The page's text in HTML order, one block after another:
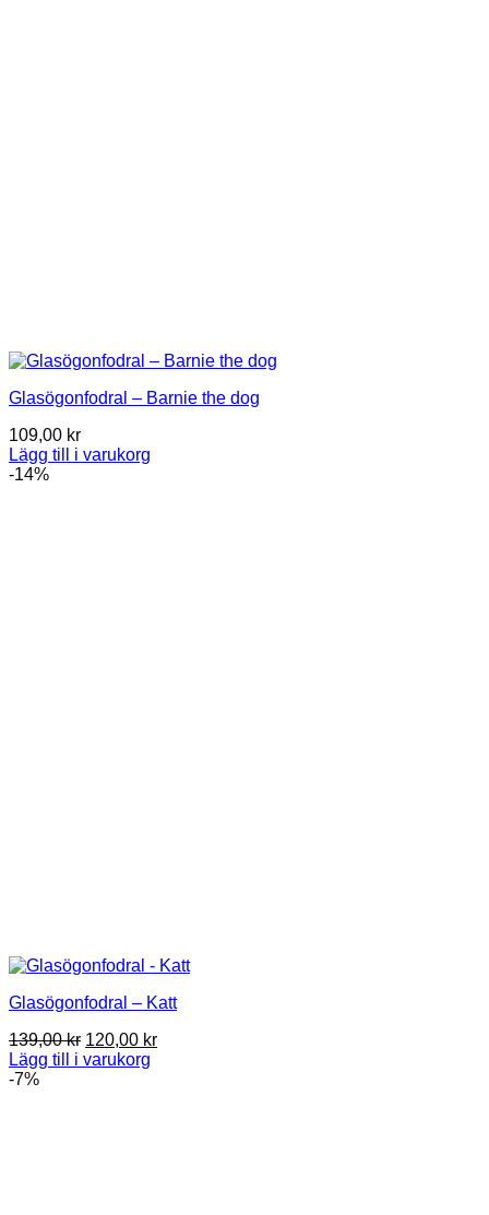
Glasögonfodral – Barnie the dog
109,00 kr
Lägg till i varukorg
-14%
Glasögonfodral – Katt
139,00kr Det
ursprungliga
120,00 krDet
Lägg till i varukorg
-7%